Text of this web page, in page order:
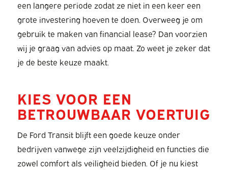
een langere periode zodat ze niet in een keer een
grote investering hoeven te doen. Overweeg je om
gebruik te maken van financial lease? Dan voorzien
wij je graag van advies op maat. Zo weet je zeker dat
je de beste keuze maakt.
KIES VOOR EEN
BETROUWBAAR VOERTUIG
De Ford Transit blijft een goede keuze onder
bedrijven vanwege zijn veelzijdigheid en functies die
zowel comfort als veiligheid bieden. Of je nu kiest